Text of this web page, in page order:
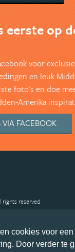
cookies voor
Door verder te
eerste op
voor
en leuk
foto's en doe
Amerika
FACEBOOK
rights reserved
Disclaimer